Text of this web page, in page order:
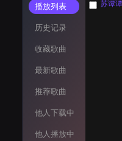
播放列表
历史记录
收藏歌曲
最新歌曲
推荐歌曲
他人下载中
他人播放中
苏谭